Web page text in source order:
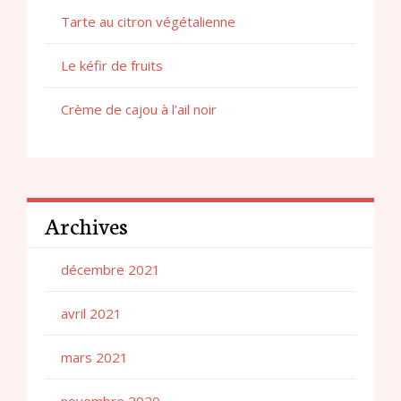
Tarte au citron végétalienne
Le kéfir de fruits
Crème de cajou à l’ail noir
Archives
décembre 2021
avril 2021
mars 2021